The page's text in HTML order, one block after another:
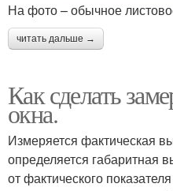
На фото – обычное
читать дальше →
Как сделать
окна.
Измеряется фактическая
определяется габаритная
от фактического